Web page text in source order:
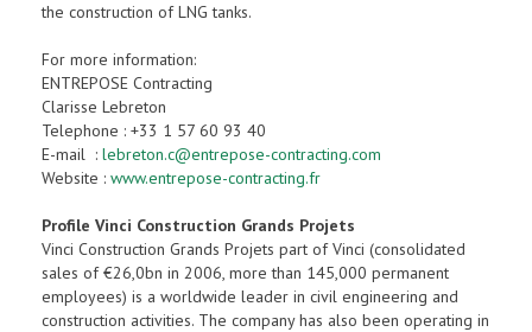
the construction of LNG tanks.
For more information:
ENTREPOSE Contracting
Clarisse Lebreton
Telephone : +33 1 57 60 93 40
E-mail : lebreton.c@entrepose-contracting.com
Website : www.entrepose-contracting.fr
Profile Vinci Construction Grands Projets
Vinci Construction Grands Projets part of Vinci (consolidated
sales of €26,0bn in 2006, more than 145,000 permanent
employees) is a worldwide leader in civil engineering and
construction activities. The company has also been operating in